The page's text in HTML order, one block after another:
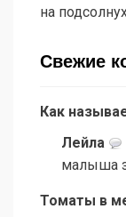
на
Свежие
Как
Лейла
малыша
Томаты в